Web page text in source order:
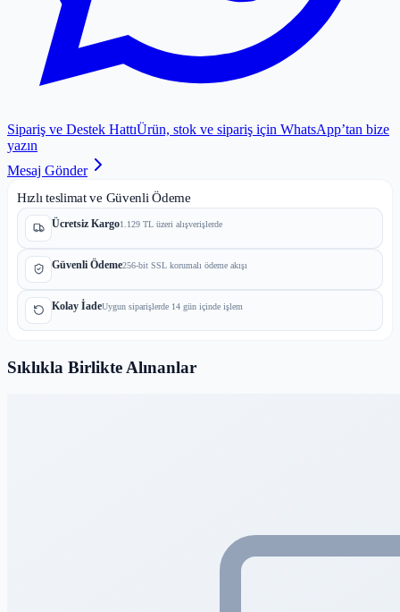
Sipariş ve Destek HattıÜrün, stok ve sipariş için WhatsApp’tan bize
yazın
Mesaj Gönder
Hızlı teslimat ve Güvenli Ödeme
Ücretsiz Kargo1.129 TL üzeri alışverişlerde
Güvenli Ödeme256-bit SSL korumalı ödeme akışı
Kolay İadeUygun siparişlerde 14 gün içinde işlem
Sıklıkla Birlikte Alınanlar